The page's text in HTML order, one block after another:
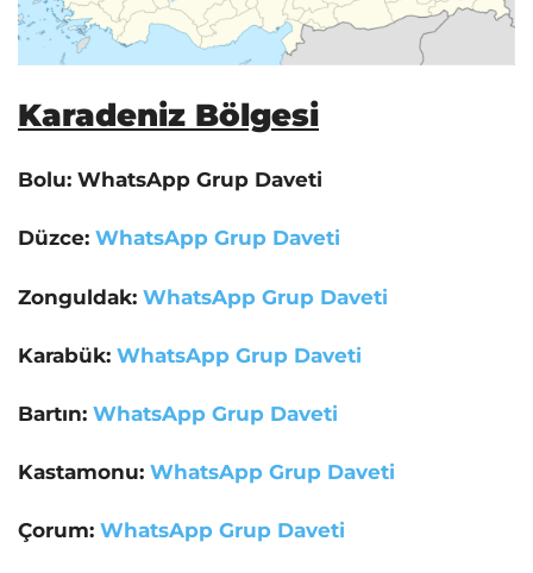
Karadeniz Bölgesi
Bolu: WhatsApp Grup Daveti
Düzce: WhatsApp Grup Daveti
Zonguldak: WhatsApp Grup Daveti
Karabük: WhatsApp Grup Daveti
Bartın: WhatsApp Grup Daveti
Kastamonu: WhatsApp Grup Daveti
Çorum: WhatsApp Grup Daveti